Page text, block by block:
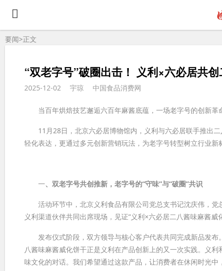
要闻>正文
“双老字号”破圈出击！ 义利×六必居共
2025-12-02 宇琼 中国食品消费网
当百年烘焙技艺邂逅六百年麻酱底蕴，一场老字号的创新革
11月28日，北京六必居博物馆内，义利与六必居联手推出二
轻化表达，更通过多元创新营销玩法，为老字号转型树立行业新
一、双老字号共创推新，老字号的“守味”与“破圈”共识
活动环节中，北京义利食品有限公司党总支书记沈庆伟，党
义利渠道伙伴共同出席现场，见证“义利×六必居二八酱味麻酱威
发布仪式阶段，双方领导与核心客户代表共同完成新品发布
八酱味麻酱威化饼干正是义利在产品创新上的又一次实践。义
味文化的对话。我们希望通过这款产品，让消费者在休闲时光